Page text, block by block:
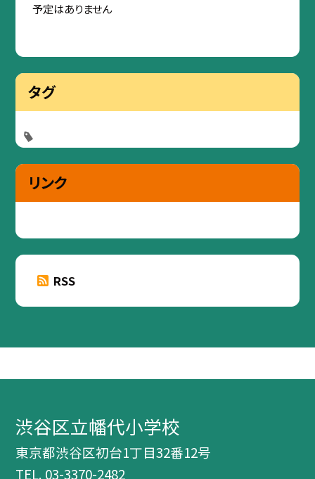
予定はありません
タグ
リンク
RSS
渋谷区立幡代小学校
東京都渋谷区初台1丁目32番12号
TEL. 03-3370-2482